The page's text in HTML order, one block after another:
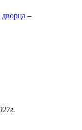
–